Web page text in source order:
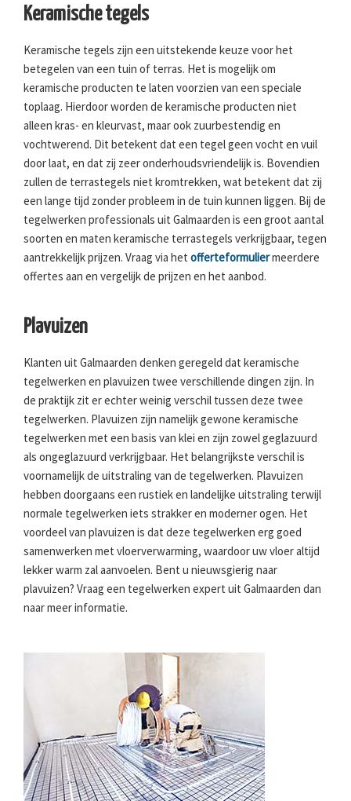
Keramische tegels
Keramische tegels zijn een uitstekende keuze voor het
betegelen van een tuin of terras. Het is mogelijk om
keramische producten te laten voorzien van een speciale
toplaag. Hierdoor worden de keramische producten niet
alleen kras- en kleurvast, maar ook zuurbestendig en
vochtwerend. Dit betekent dat een tegel geen vocht en vuil
door laat, en dat zij zeer onderhoudsvriendelijk is. Bovendien
zullen de terrastegels niet kromtrekken, wat betekent dat zij
een lange tijd zonder probleem in de tuin kunnen liggen. Bij de
tegelwerken professionals uit Galmaarden is een groot aantal
soorten en maten keramische terrastegels verkrijgbaar, tegen
aantrekkelijk prijzen. Vraag via het offerteformuliermeerdere
offertes aan en vergelijk de prijzen en het aanbod.
Plavuizen
Klanten uit Galmaarden denken geregeld dat keramische
tegelwerken en plavuizen twee verschillende dingen zijn. In
de praktijk zit er echter weinig verschil tussen deze twee
tegelwerken. Plavuizen zijn namelijk gewone keramische
tegelwerken met een basis van klei en zijn zowel geglazuurd
als ongeglazuurd verkrijgbaar. Het belangrijkste verschil is
voornamelijk de uitstraling van de tegelwerken. Plavuizen
hebben doorgaans een rustiek en landelijke uitstraling terwijl
normale tegelwerken iets strakker en moderner ogen. Het
voordeel van plavuizen is dat deze tegelwerken erg goed
samenwerken met vloerverwarming, waardoor uw vloer altijd
lekker warm zal aanvoelen. Bent u nieuwsgierig naar
plavuizen? Vraag een tegelwerken expert uit Galmaarden dan
naar meer informatie.